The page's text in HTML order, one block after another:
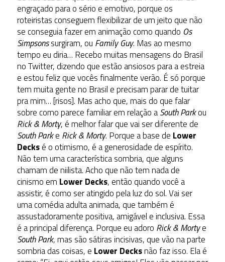
engraçado para o sério e emotivo, porque os
roteiristas conseguem flexibilizar de um jeito que não
se conseguia fazer em animação como quando Os
Simpsonssurgiram, ou Family Guy. Mas ao mesmo
tempo eu diria… Recebo muitas mensagens do Brasil
no Twitter, dizendo que estão ansiosos para a estreia
e estou feliz que vocês finalmente verão. É só porque
tem muita gente no Brasil e precisam parar de tuitar
pra mim… [risos]. Mas acho que, mais do que falar
sobre como parece familiar em relação aSouth Parkou
Rick & Morty, é melhor falar que vai ser diferente de
South Parke Rick & Morty. Porque a base de Lower
Decksé o otimismo, é a generosidade de espírito.
Não tem uma característica sombria, que alguns
chamam de niilista. Acho que não tem nada de
cinismo em Lower Decks, então quando você a
assistir, é como ser atingido pela luz do sol. Vai ser
uma comédia adulta animada, que também é
assustadoramente positiva, amigável e inclusiva. Essa
é a principal diferença. Porque eu adoro Rick & Mortye
South Park, mas são sátiras incisivas, que vão na parte
sombria das coisas, e Lower Decksnão faz isso. Ela é